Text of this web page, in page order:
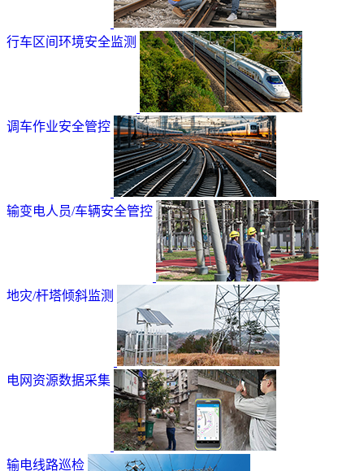
行车区间环境安全监测
调车作业安全管控
输变电人员/车辆安全管控
地灾/杆塔倾斜监测
电网资源数据采集
输电线路巡检